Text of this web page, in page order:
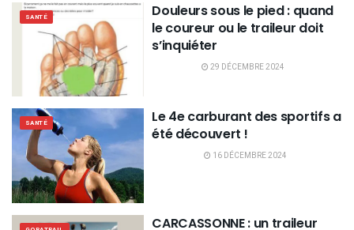
SANTÉ
Douleurs sous le pied : quand
le coureur ou le traileur doit
s’inquiéter
29 DÉCEMBRE 2024
SANTÉ
Le 4e carburant des sportifs a
été découvert !
16 DÉCEMBRE 2024
CARCASSONNE : un traileur